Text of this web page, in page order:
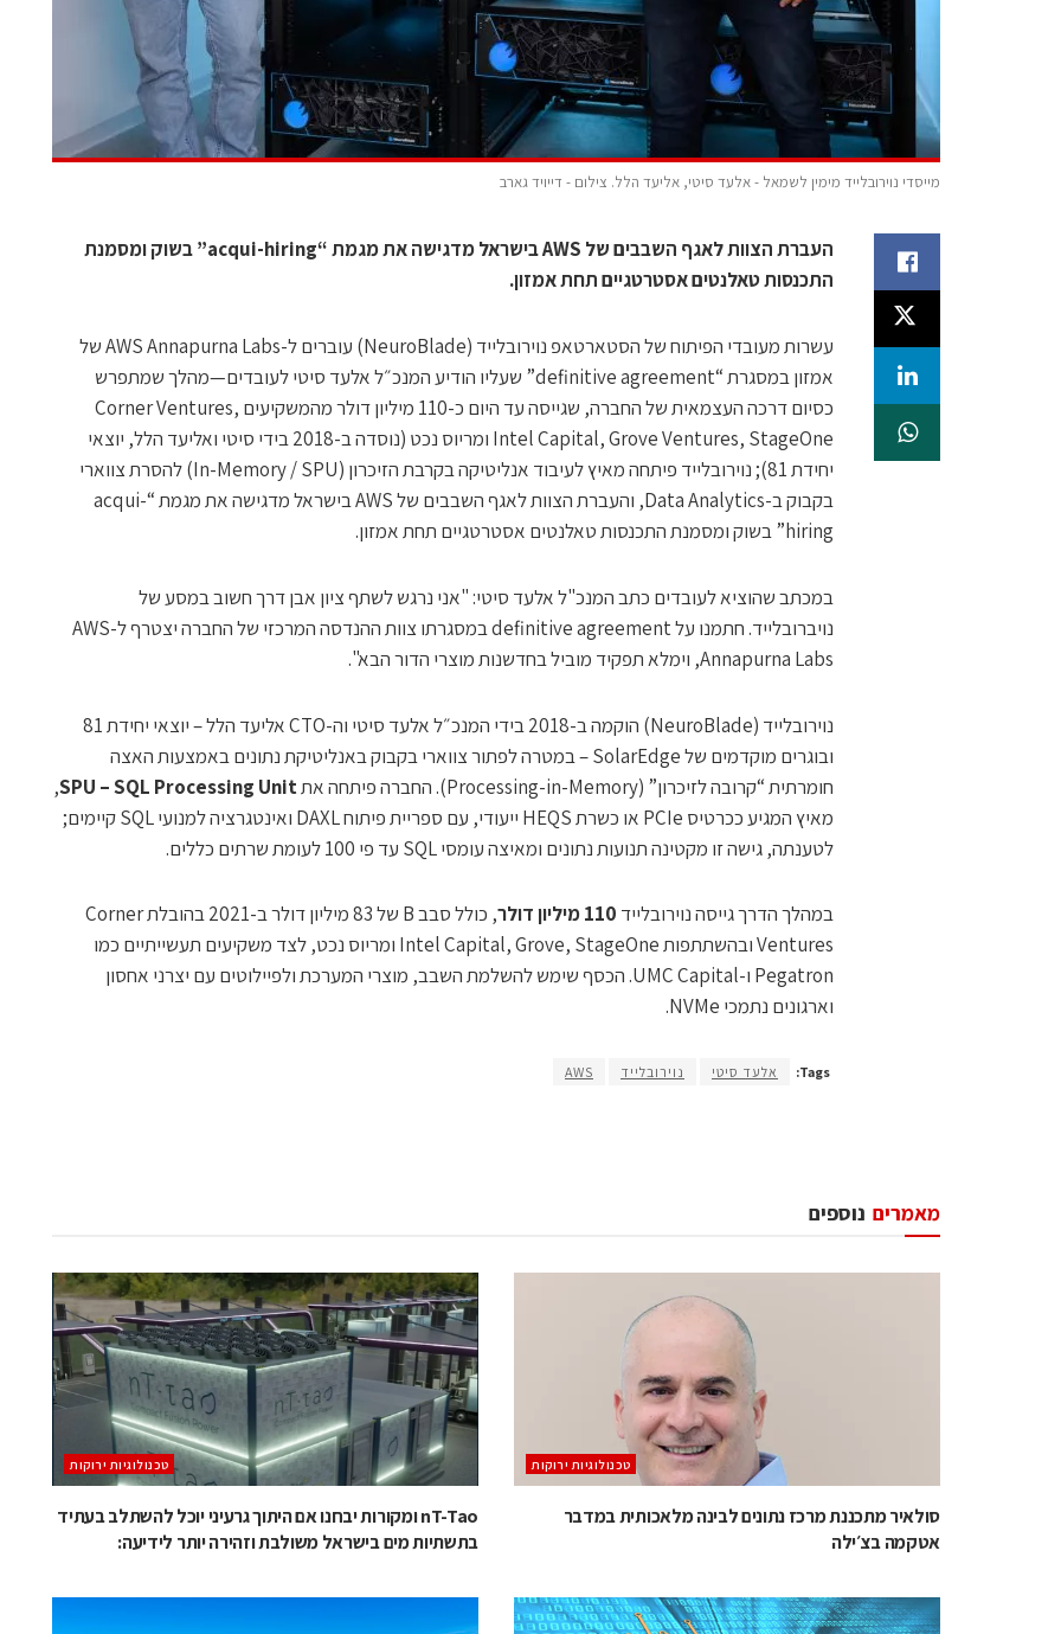
מייסדי נוירובלייד מימין לשמאל - אלעד סיטי, אליעד הלל. צילום - דייויד גארב
העברת הצוות לאגף השבבים של AWS בישראל מדגישה את מגמת “acqui-hiring” בשוק ומסמנת
התכנסות טאלנטים אסטרטגיים תחת אמזון.
עשרות מעובדי הפיתוח של הסטארטאפ נוירובלייד (NeuroBlade) עוברים ל-AWS Annapurna Labs של
אמזון במסגרת “definitive agreement” שעליו הודיע המנכ״ל אלעד סיטי לעובדים—מהלך שמתפרש
כסיום דרכה העצמאית של החברה, שגייסה עד היום כ-110 מיליון דולר מהמשקיעים Corner Ventures,
Intel Capital, Grove Ventures, StageOne ומריוס נכט (נוסדה ב-2018 בידי סיטי ואליעד הלל, יוצאי
יחידת 81)‏; נוירובלייד פיתחה מאיץ לעיבוד אנליטיקה בקרבת הזיכרון (In-Memory / SPU) להסרת צווארי
בקבוק ב-Data Analytics, והעברת הצוות לאגף השבבים של AWS בישראל מדגישה את מגמת “acqui-
hiring” בשוק ומסמנת התכנסות טאלנטים אסטרטגיים תחת אמזון.
במכתב שהוציא לעובדים כתב המנכ"ל אלעד סיטי: "אני נרגש לשתף ציון אבן דרך חשוב במסע של
נויברובלייד. חתמנו על definitive agreement במסגרתו צוות ההנדסה המרכזי של החברה יצטרף ל-AWS
Annapurna Labs, וימלא תפקיד מוביל בחדשנות מוצרי הדור הבא".
נוירובלייד (NeuroBlade) הוקמה ב-2018 בידי המנכ״ל אלעד סיטי וה-CTO אליעד הלל – יוצאי יחידת 81
ובוגרים מוקדמים של SolarEdge – במטרה לפתור צווארי בקבוק באנליטיקת נתונים באמצעות האצה
חומרתית “קרובה לזיכרון” (Processing-in-Memory). החברה פיתחה את
SPU – SQL Processing Unit
,
מאיץ המגיע ככרטיס ‎PCIe‎ או כשרת HEQS ייעודי, עם ספריית פיתוח DAXL ואינטגרציה למנועי SQL קיימים;
לטענתה, גישה זו מקטינה תנועות נתונים ומאיצה עומסי SQL עד פי ‎100‎ לעומת שרתים כללים.
במהלך הדרך גייסה נוירובלייד 110 מיליון דולר
, כולל סבב ‎B‎ של ‎83‎ מיליון דולר ב-2021 בהובלת Corner
Ventures ובהשתתפות Intel Capital, Grove, StageOne ומריוס נכט, לצד משקיעים תעשייתיים כמו
Pegatron ו-UMC Capital. הכסף שימש להשלמת השבב, מוצרי המערכת ולפיילוטים עם יצרני אחסון
וארגונים נתמכי ‎NVMe‎.
Tags: אלעד סיטי נוירובלייד AWS
נוספים מאמרים
‫טכנולוגיות ירוקות‬
סולאיר מתכננת מרכז נתונים לבינה מלאכותית במדבר
אטקמה בצ׳ילה
‫טכנולוגיות ירוקות‬
nT-Tao ומקורות יבחנו אם היתוך גרעיני יוכל להשתלב בעתיד
בתשתיות מים בישראל משולבת וזהירה יותר לידיעה: